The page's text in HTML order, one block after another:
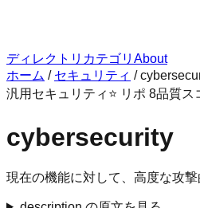
ディレクトリ カテゴリ About
ホーム / セキュリティ /
汎用 セキュリティ ⭐ リポ 8品質ス
cybersecurity
現在の機能に対して、高度な攻